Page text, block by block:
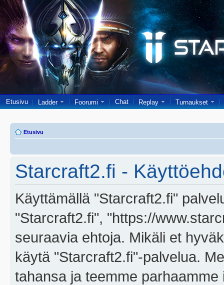
Etusivu Ladder Foorumi Chat Replay Turnaukset
Etusivu
Starcraft2.fi -
Käyttämällä "Starcraft2.fi"
"Starcraft2.fi", "https://
seuraavia ehtoja. Mikäli et
käytä "Starcraft2.fi"-palvelua.
tahansa ja teemme